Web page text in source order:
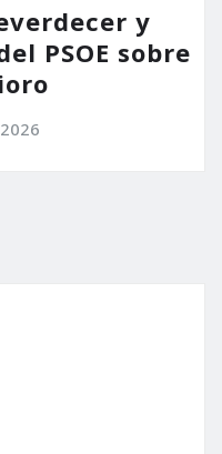
y
PSOE sobre